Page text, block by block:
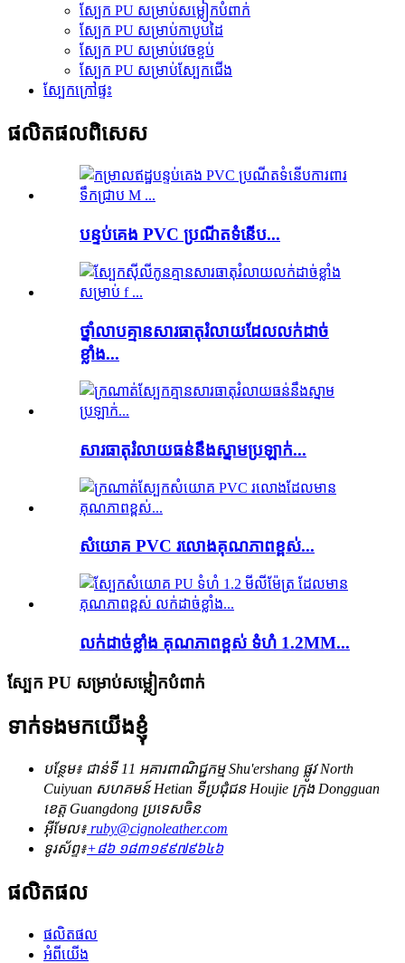
ស្បែក PU សម្រាប់សម្លៀកបំពាក់
ស្បែក PU សម្រាប់កាបូបដៃ
ស្បែក PU សម្រាប់វេចខ្ចប់
ស្បែក PU សម្រាប់ស្បែកជើង
ស្បែកក្រៅផ្ទះ
ផលិតផល​ពិសេស
បន្ទប់គេង PVC ប្រណីតទំនើប...
ថ្នាំលាបគ្មានសារធាតុរំលាយដែលលក់ដាច់
ខ្លាំង...
សារធាតុរំលាយធន់នឹងស្នាមប្រឡាក់...
សំយោគ PVC រលោងគុណភាពខ្ពស់...
លក់ដាច់ខ្លាំង គុណភាពខ្ពស់ ទំហំ 1.2MM...
ស្បែក PU សម្រាប់សម្លៀកបំពាក់
ទាក់ទងមកយើងខ្ញុំ
បន្ថែម៖ ជាន់ទី 11 អគារពាណិជ្ជកម្ម Shu'ershang ផ្លូវ North
Cuiyuan សហគមន៍ Hetian ទីប្រជុំជន Houjie ក្រុង Dongguan
ខេត្ត Guangdong ប្រទេសចិន
អ៊ីមែល៖ ruby@cignoleather.com
ទូរស័ព្ទ៖+៨៦ ១៨៣១៩៩៧៩៦៤៦
ផលិតផល
ផលិតផល
អំពីយើង